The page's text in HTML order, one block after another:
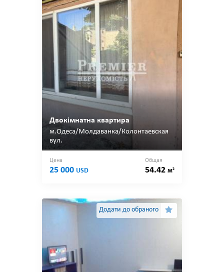
Двокімнатна квартира
м.Одеса/Молдаванка/Колонтаевская
вул.
Цена
25 000 USD
Общая
54.42 м2
Додати до обраного